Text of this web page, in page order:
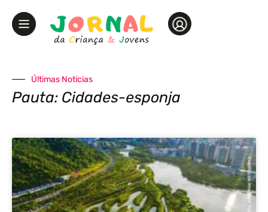
Últimas Notícias
Pauta: Cidades-esponja